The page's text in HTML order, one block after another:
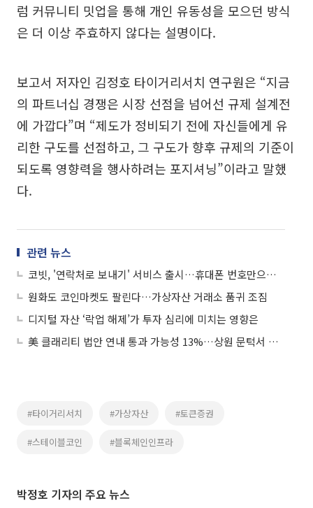
럼 커뮤니티 밋업을 통해 개인 유동성을 모으던 방식
은 더 이상 주효하지 않다는 설명이다.
보고서 저자인 김정호 타이거리서치 연구원은 “지금
의 파트너십 경쟁은 시장 선점을 넘어선 규제 설계전
에 가깝다”며 “제도가 정비되기 전에 자신들에게 유
리한 구도를 선점하고, 그 구도가 향후 규제의 기준이
되도록 영향력을 행사하려는 포지셔닝”이라고 말했
다.
관련 뉴스
코빗, '연락처로 보내기' 서비스 출시…휴대폰 번호만으로 가상자산 송금
원화도 코인마켓도 팔린다…가상자산 거래소 품귀 조짐
디지털 자산 ‘락업 해제’가 투자 심리에 미치는 영향은
美 클래리티 법안 연내 통과 가능성 13%…상원 문턱서 제동
#타이거리서치 #가상자산 #토큰증권
#스테이블코인 #블록체인인프라
박정호 기자의 주요 뉴스